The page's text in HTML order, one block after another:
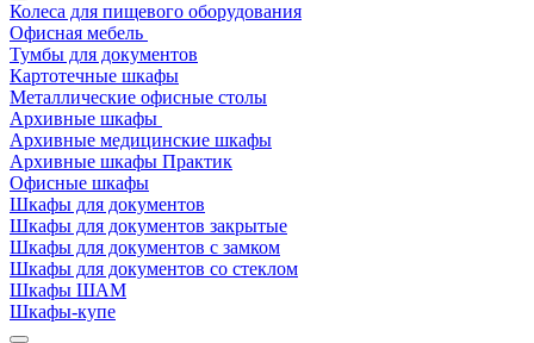
Колеса для пищевого оборудования
Офисная мебель
Тумбы для документов
Картотечные шкафы
Металлические офисные столы
Архивные шкафы
Архивные медицинские шкафы
Архивные шкафы Практик
Офисные шкафы
Шкафы для документов
Шкафы для документов закрытые
Шкафы для документов с замком
Шкафы для документов со стеклом
Шкафы ШАМ
Шкафы-купе